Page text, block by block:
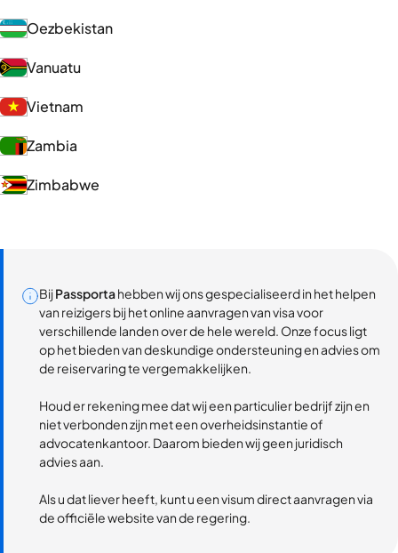
Oezbekistan
Vanuatu
Vietnam
Zambia
Zimbabwe
BijPassportahebben wij ons gespecialiseerd in het helpen
van reizigers bij het online aanvragen van visa voor
verschillende landen over de hele wereld. Onze focus ligt
op het bieden van deskundige ondersteuning en advies om
de reiservaring te vergemakkelijken.
Houd er rekening mee dat wij een particulier bedrijf zijn en
niet verbonden zijn met een overheidsinstantie of
advocatenkantoor. Daarom bieden wij geen juridisch
advies aan.
Als u dat liever heeft, kunt u een visum direct aanvragen via
de officiële website van de regering.